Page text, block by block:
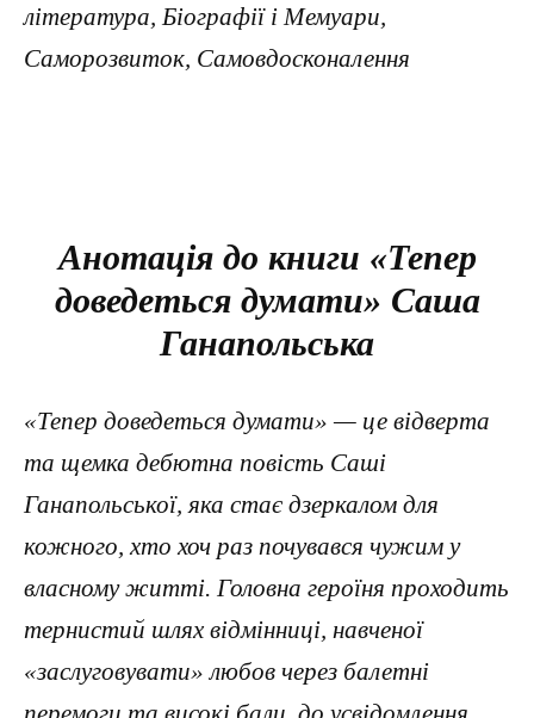
література, Біографії і Мемуари,
Саморозвиток, Самовдосконалення
Анотація до книги «Тепер
доведеться думати» Саша
Ганапольська
«Тепер доведеться думати» — це відверта
та щемка дебютна повість Саші
Ганапольської, яка стає дзеркалом для
кожного, хто хоч раз почувався чужим у
власному житті. Головна героїня проходить
тернистий шлях відмінниці, навченої
«заслуговувати» любов через балетні